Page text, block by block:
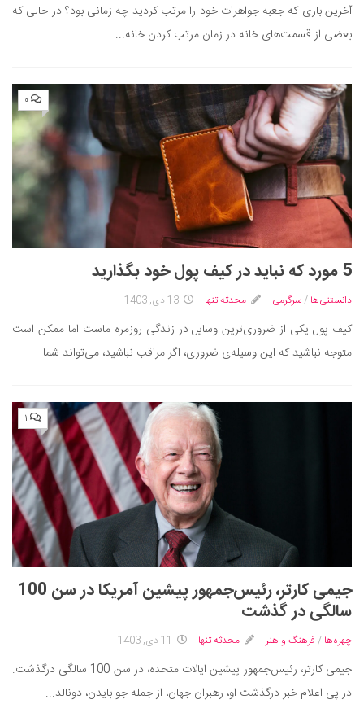
موفقیت و مهارت‌های فردی
تغذیه سالم
بهداشت
بیماری و درمان
کودک و مادر
ورزش و تندرستی
روانشناسی
مراکز پزشکی و دارویی
فرهنگ و هنر
سینما و تئاتر
تلویزیون
موسیقی
عکاسی و هنرهای تجسمی
فناوری‌ها
نجوم و هوا فضا
زمین و محیط زیست
خودرو
دانستنی‌ها
آخرین باری که جعبه جواهرات خود را مرتب کردید چه زمانی بود؟ در حالی که
بعضی از قسمت‌های خانه در زمان مرتب کردن خانه...
۰
5 مورد که نباید در کیف پول خود بگذارید
دانستنی‌ها /سرگرمی محدثه تنها 13 دی, 1403
کیف پول یکی از ضروری‌ترین وسایل در زندگی روزمره ماست اما ممکن است
متوجه نباشید که این وسیله‌ی ضروری، اگر مراقب نباشید، می‌تواند شما...
۱
جیمی کارتر، رئیس‌جمهور پیشین آمریکا در سن 100
سالگی در گذشت
چهره‌ها / فرهنگ و هنر محدثه تنها 11 دی, 1403
جیمی کارتر، رئیس‌جمهور پیشین ایالات متحده، در سن 100 سالگی درگذشت.
در پی اعلام خبر درگذشت او، رهبران جهان، از جمله جو بایدن، دونالد...